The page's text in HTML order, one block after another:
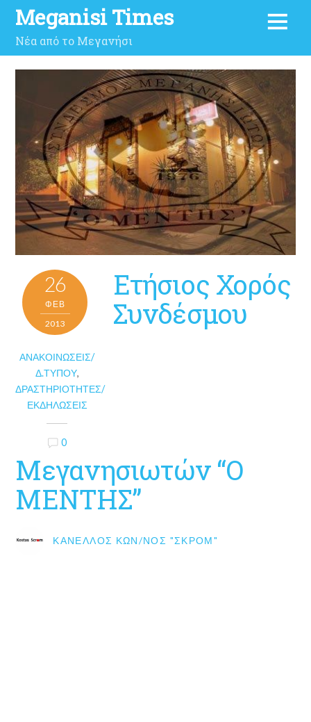
Meganisi Times
Νέα από το Μεγανήσι
26
ΦΕΒ
2013
ΑΝΑΚΟΙΝΏΣΕΙΣ/
Δ.ΤΎΠΟΥ,
ΔΡΑΣΤΗΡΙΌΤΗΤΕΣ/
ΕΚΔΗΛΏΣΕΙΣ
0
Ετήσιος Χορός
Συνδέσμου
Μεγανησιωτών “Ο
ΜΕΝΤΗΣ”
ΚΑΝΈΛΛΟΣ ΚΩΝ/ΝΟΣ "ΣΚΡΟΜ"